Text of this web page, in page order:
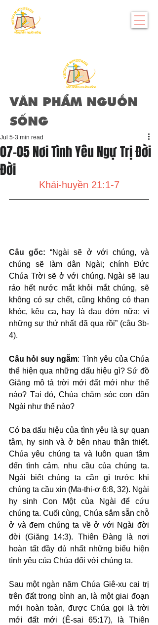
VĂN PHẨM NGUỒN
SỐNG
07-05 Nơi Tình Yêu Ngự Trị Đời
Đời
Jul 5 3 min read
Khải-huyền 21:1-7
Câu gốc: “Ngài sẽ ở với chúng, và
chúng sẽ làm dân Ngài; chính Đức
Chúa Trời sẽ ở với chúng. Ngài sẽ lau
ráo hết nước mắt khỏi mắt chúng, sẽ
không có sự chết, cũng không có than
khóc, kêu ca, hay là đau đớn nữa; vì
những sự thứ nhất đã qua rồi” (câu 3b-
4).
Câu hỏi suy ngẫm: Tình yêu của Chúa
thể hiện qua những dấu hiệu gì? Sứ đồ
Giăng mô tả trời mới đất mới như thế
nào? Tại đó, Chúa chăm sóc con dân
Ngài như thế nào?
Có ba dấu hiệu của tình yêu là sự quan
tâm, hy sinh và ở bên nhau thân thiết.
Chúa yêu chúng ta và luôn quan tâm
đến tình cảm, nhu cầu của chúng ta.
Ngài biết chúng ta cần gì trước khi
chúng ta cầu xin (Ma-thi-ơ 6:8, 32). Ngài
hy sinh Con Một của Ngài để cứu
chúng ta. Cuối cùng, Chúa sắm sẵn chỗ
ở và đem chúng ta về ở với Ngài đời
đời (Giăng 14:3). Thiên Đàng là nơi
hoàn tất đầy đủ nhất những biểu hiện
tình yêu của Chúa đối với chúng ta.
Sau một ngàn năm Chúa Giê-xu cai trị
trên đất trong bình an, là một giai đoạn
mới hoàn toàn, được Chúa gọi là trời
mới đất mới (Ê-sai 65:17), là Thiên